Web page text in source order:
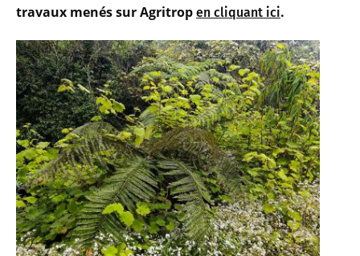
travaux menés sur Agritrop en cliquant ici.